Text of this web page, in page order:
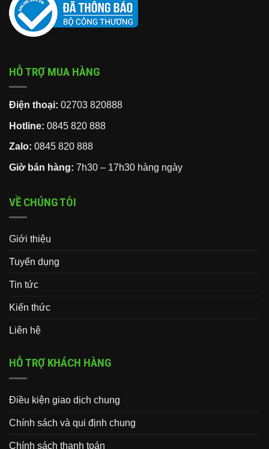
HỖ TRỢ MUA HÀNG
Điện thoại: 02703 820888
Hotline: 0845 820 888
Zalo: 0845 820 888
Giờ bán hàng: 7h30 – 17h30 hàng ngày
VỀ CHÚNG TÔI
Giới thiệu
Tuyển dụng
Tin tức
Kiến thức
Liên hệ
HỖ TRỢ KHÁCH HÀNG
Điều kiện giao dịch chung
Chính sách và qui định chung
Chính sách thanh toán